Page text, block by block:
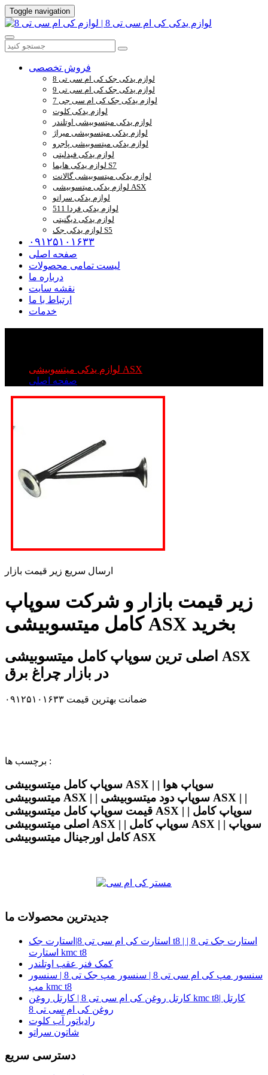
Toggle navigation
فروش تخصصی
لوازم یدکی جک کی ام سی تی 8
لوازم یدکی جک کی ام سی تی 9
لوازم یدکی جک کی ام سی جی 7
لوازم یدکی کلوت
لوازم یدکی میتسوبیشی اوتلندر
لوازم یدکی میتسوبیشی میراژ
لوازم یدکی میتسوبیشی پاجرو
لوازم یدکی فیدلیتی
لوازم یدکی هایما S7
لوازم یدکی میتسوبیشی گالانت
لوازم یدکی میتسوبیشی ASX
لوازم یدکی سراتو
لوازم یدکی فردا 511
لوازم یدکی دیگنیتی
لوازم یدکی جک S5
۰۹۱۲۵۱۰۱۶۳۳
صفحه اصلی
لیست تمامی محصولات
درباره ما
نقشه سایت
ارتباط با ما
خدمات
لوازم یدکی میتسوبیشی ASX
صفحه اصلی
ارسال سریع زیر قیمت بازار
زیر قیمت بازار و شرکت سوپاپ
کامل میتسوبیشی ASX بخرید
اصلی ترین سوپاپ کامل میتسوبیشی ASX
در بازار چراغ برق
ضمانت بهترین قیمت ۰۹۱۲۵۱۰۱۶۳۳
برچسب ها :
سوپاپ کامل میتسوبیشی ASX | | سوپاپ هوا
میتسوبیشی ASX | | سوپاپ دود میتسوبیشی ASX | |
قیمت سوپاپ کامل میتسوبیشی ASX | | سوپاپ کامل
اصلی میتسوبیشی ASX | | سوپاپ کامل ASX | | سوپاپ
کامل اورجینال میتسوبیشی ASX
جدیدترین محصولات ما
استارت کی ام سی تی 8|استارت جک t8 | استارت جک تی 8 |
استارت kmc t8
کمک فنر عقب اوتلندر
سنسور مپ کی ام سی تی 8 | سنسور مپ جک تی 8 | سنسور
مپ kmc t8
کارتل روغن کی ام سی تی 8 | کارتل روغن kmc t8| کارتل
روغن کی ام سی تی 8
رادیاتور آب کلوت
شاتون سراتو
دسترسی سریع